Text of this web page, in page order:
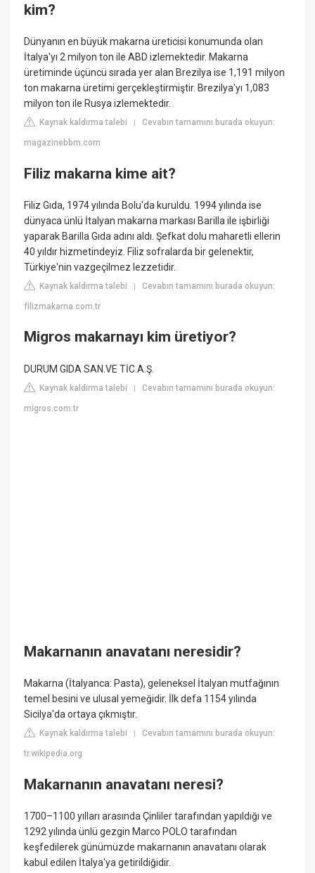
kim?
Dünyanın en büyük makarna üreticisi konumunda olan
İtalya'yı 2 milyon ton ile ABD izlemektedir. Makarna
üretiminde üçüncü sırada yer alan Brezilya ise 1,191 milyon
ton makarna üretimi gerçekleştirmiştir. Brezilya'yı 1,083
milyon ton ile Rusya izlemektedir.
Kaynak kaldırma talebi |Cevabın tamamını burada okuyun:
magazinebbm.com
Filiz makarna kime ait?
Filiz Gıda, 1974 yılında Bolu'da kuruldu. 1994 yılında ise
dünyaca ünlü İtalyan makarna markası Barilla ile işbirliği
yaparak Barilla Gıda adını aldı. Şefkat dolu maharetli ellerin
40 yıldır hizmetindeyiz. Filiz sofralarda bir gelenektir,
Türkiye'nin vazgeçilmez lezzetidir.
Kaynak kaldırma talebi |Cevabın tamamını burada okuyun:
filizmakarna.com.tr
Migros makarnayı kim üretiyor?
DURUM GIDA SAN.VE TİC.A.Ş.
Kaynak kaldırma talebi |Cevabın tamamını burada okuyun:
migros.com.tr
Makarnanın anavatanı neresidir?
Makarna (İtalyanca: Pasta), geleneksel İtalyan mutfağının
temel besini ve ulusal yemeğidir. İlk defa 1154 yılında
Sicilya'da ortaya çıkmıştır.
Kaynak kaldırma talebi |Cevabın tamamını burada okuyun:
tr.wikipedia.org
Makarnanın anavatanı neresi?
1700–1100 yılları arasında Çinliler tarafından yapıldığı ve
1292 yılında ünlü gezgin Marco POLO tarafından
keşfedilerek günümüzde makarnanın anavatanı olarak
kabul edilen İtalya'ya getirildiğidir.